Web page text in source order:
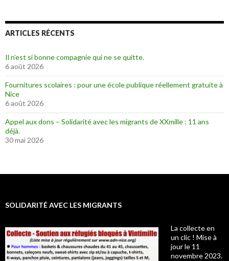
ARTICLES RÉCENTS
Il n’est si bonne compagnie qui ne se quitte.
6 août 2026
Fournitures scolaires : pour une école publique réellement gratuite à
Nice
6 août 2026
Appel aux dons – Solidarité avec les migrants de XXmille : 11 ans
déjà.
30 mai 2026
SOLIDARITÉ AVEC LES MIGRANTS
La collecte en
un clic ! Mise à
jour le 11
novembre 2023.